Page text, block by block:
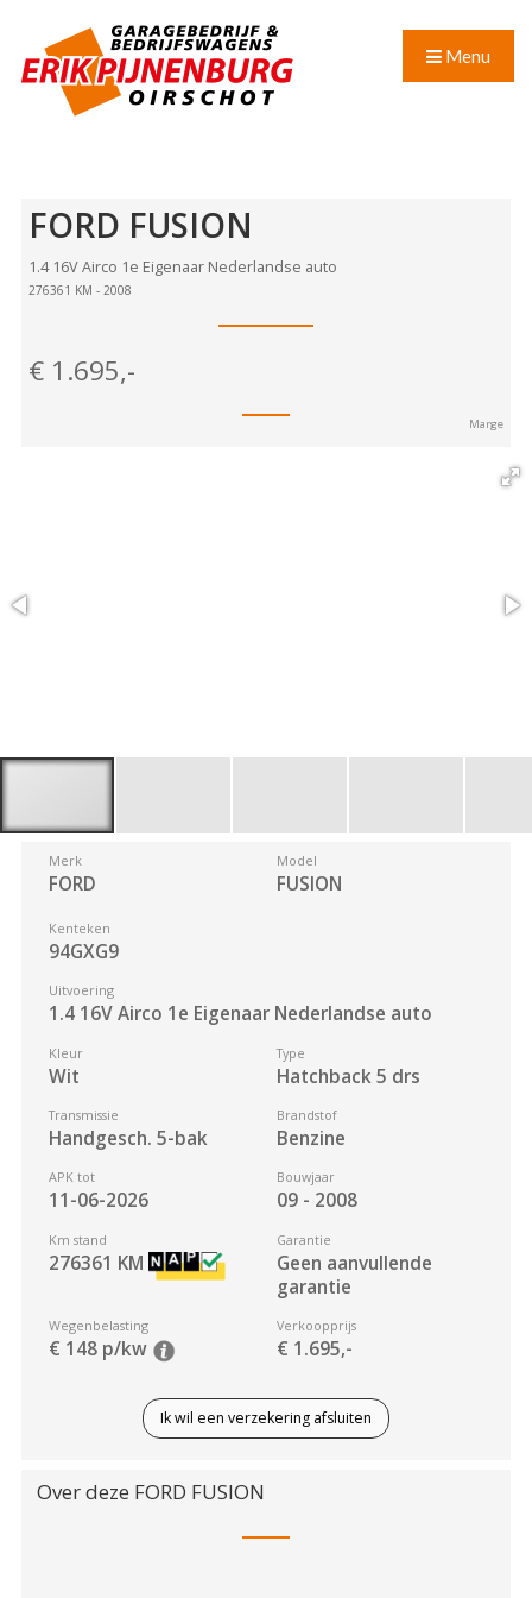
Menu
FORD FUSION
1.4 16V Airco 1e Eigenaar Nederlandse auto
276361 KM - 2008
€ 1.695,-
Marge
Merk
FORD
Model
FUSION
Kenteken
94GXG9
Uitvoering
1.4 16V Airco 1e Eigenaar Nederlandse auto
Kleur
Wit
Type
Hatchback 5 drs
Transmissie
Handgesch. 5-bak
Brandstof
Benzine
APK tot
11-06-2026
Bouwjaar
09 - 2008
Km stand
276361 KM
Garantie
Geen aanvullende
garantie
Wegenbelasting
€ 148 p/kw
Verkoopprijs
€ 1.695,-
Ik wil een verzekering afsluiten
Over deze FORD FUSION